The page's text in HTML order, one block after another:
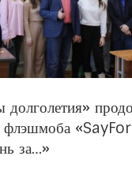
долголетия»
флэшмоба
за…»